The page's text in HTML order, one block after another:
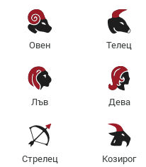
Овен Телец
Лъв Дева
Стрелец Козирог